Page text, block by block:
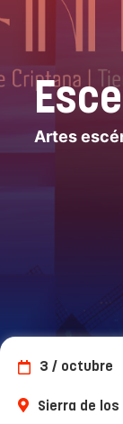
Artes
3 / octubre
Sierra de los